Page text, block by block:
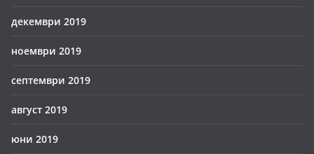
декември 2019
ноември 2019
септември 2019
август 2019
юни 2019